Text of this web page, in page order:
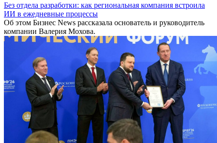
Без отдела разработки: как региональная компания встроила
ИИ в ежедневные процессы
Об этом Бизнес News рассказала основатель и руководитель
компании Валерия Мохова.